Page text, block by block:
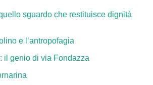
sguardo che restituisce dignità
e l’antropofagia
il genio di via Fondazza